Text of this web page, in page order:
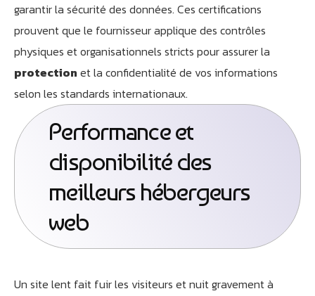
garantir la sécurité des données. Ces certifications
prouvent que le fournisseur applique des contrôles
physiques et organisationnels stricts pour assurer la
protection et la confidentialité de vos informations
selon les standards internationaux.
Performance et
disponibilité des
meilleurs hébergeurs
web
Un site lent fait fuir les visiteurs et nuit gravement à